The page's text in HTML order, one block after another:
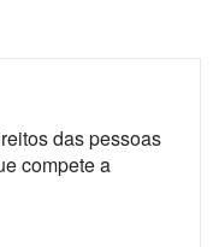
das pessoas
compete a